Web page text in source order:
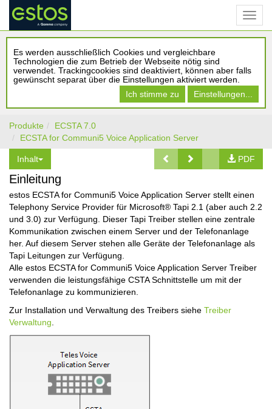
Es werden ausschließlich Cookies und vergleichbare
Technologien die zum Betrieb der Webseite nötig sind
verwendet. Trackingcookies sind deaktiviert, können aber falls
gewünscht separat über die Einstellungen aktiviert werden.
Ich stimme zu
Einstellungen...
Produkte
ECSTA 7.0
ECSTA for Communi5 Voice Application Server
Inhalt PDF
Einleitung
estos ECSTA for Communi5 Voice Application Server stellt einen
Telephony Service Provider für Microsoft® Tapi 2.1 (aber auch 2.2
und 3.0) zur Verfügung. Dieser Tapi Treiber stellen eine zentrale
Kommunikation zwischen einem Server und der Telefonanlage
her. Auf diesem Server stehen alle Geräte der Telefonanlage als
Tapi Leitungen zur Verfügung.
Alle estos ECSTA for Communi5 Voice Application Server Treiber
verwenden die leistungsfähige CSTA Schnittstelle um mit der
Telefonanlage zu kommunizieren.
Zur Installation und Verwaltung des Treibers siehe Treiber
Verwaltung